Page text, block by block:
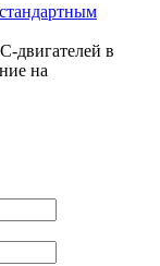
двигателей в
на